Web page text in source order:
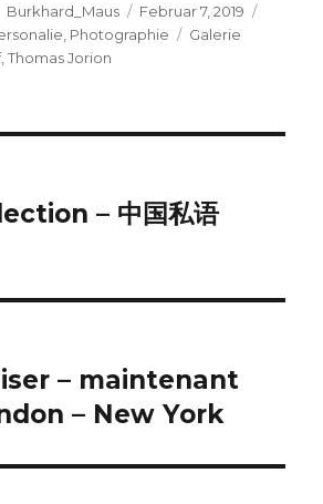
Autor
Burkhard_Maus
Veröffentlicht
am
Februar 7, 2019
Photographie Schlagwörter
Galerie
,Thomas Jorion
– 中国私语
– maintenant
– New York